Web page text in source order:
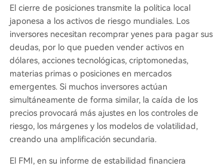
El cierre de posiciones transmite la política local
japonesa a los activos de riesgo mundiales. Los
inversores necesitan recomprar yenes para pagar sus
deudas, por lo que pueden vender activos en
dólares, acciones tecnológicas, criptomonedas,
materias primas o posiciones en mercados
emergentes. Si muchos inversores actúan
simultáneamente de forma similar, la caída de los
precios provocará más ajustes en los controles de
riesgo, los márgenes y los modelos de volatilidad,
creando una amplificación secundaria.
El FMI, en su informe de estabilidad financiera